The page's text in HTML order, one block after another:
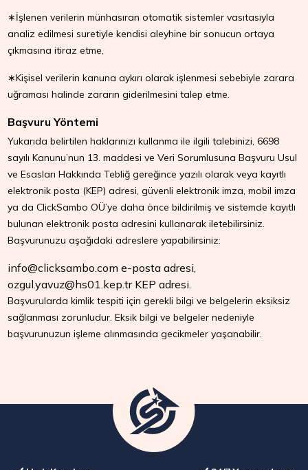
∗İşlenen verilerin münhasıran otomatik sistemler vasıtasıyla
analiz edilmesi suretiyle kendisi aleyhine bir sonucun ortaya
çıkmasına itiraz etme,
∗Kişisel verilerin kanuna aykırı olarak işlenmesi sebebiyle zarara
uğraması halinde zararın giderilmesini talep etme.
Başvuru Yöntemi
Yukarıda belirtilen haklarınızı kullanma ile ilgili talebinizi, 6698
sayılı Kanunu’nun 13. maddesi ve Veri Sorumlusuna Başvuru Usul
ve Esasları Hakkında Tebliğ gereğince yazılı olarak veya kayıtlı
elektronik posta (KEP) adresi, güvenli elektronik imza, mobil imza
ya da ClickSambo OÜ’ye daha önce bildirilmiş ve sistemde kayıtlı
bulunan elektronik posta adresini kullanarak iletebilirsiniz.
Başvurunuzu aşağıdaki adreslere yapabilirsiniz:
info@clicksambo.com e-posta adresi,
ozgul.yavuz@hs01.kep.trKEP adresi.
Başvurularda kimlik tespiti için gerekli bilgi ve belgelerin eksiksiz
sağlanması zorunludur. Eksik bilgi ve belgeler nedeniyle
başvurunuzun işleme alınmasında gecikmeler yaşanabilir.